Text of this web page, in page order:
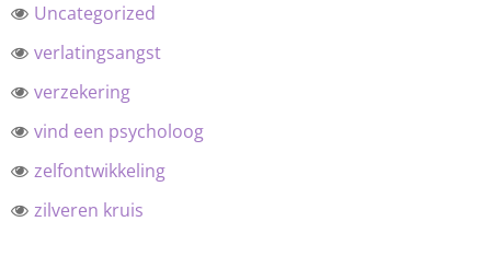
Uncategorized
verlatingsangst
verzekering
vind een psycholoog
zelfontwikkeling
zilveren kruis